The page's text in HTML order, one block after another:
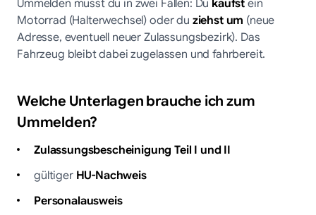
Motorrad (Halterwechsel) oder duziehst um (neue
Adresse, eventuell neuer Zulassungsbezirk). Das
Fahrzeug bleibt dabei zugelassen und fahrbereit.
Welche Unterlagen brauche ich zum
Ummelden?
Zulassungsbescheinigung Teil I und II
gültigerHU-Nachweis
Personalausweis